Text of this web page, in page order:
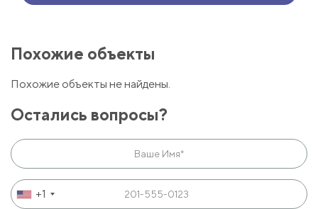
Похожие объекты
Похожие объекты не найдены.
Остались вопросы?
+1